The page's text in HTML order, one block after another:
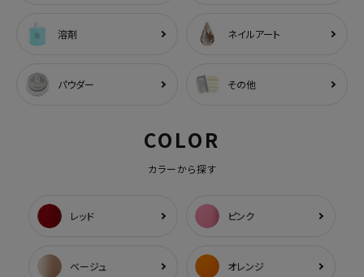
溶剤 ネイルアート
パウダー その他
COLOR
カラーから探す
レッド ピンク
ベージュ オレンジ